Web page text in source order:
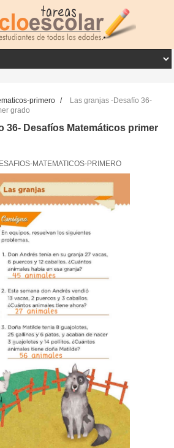
primero /
Las granjas -Desafío 36-
grado
36- Desafíos Matemáticos primer
MATEMATICOS-PRIMERO